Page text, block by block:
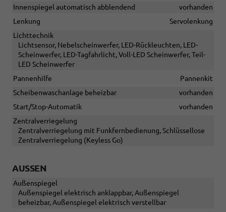
Innenspiegel automatisch abblendend
vorhanden
Lenkung
Servolenkung
Lichttechnik
Lichtsensor, Nebelscheinwerfer, LED-Rückleuchten, LED-
Scheinwerfer, LED-Tagfahrlicht, Voll-LED Scheinwerfer, Teil-
LED Scheinwerfer
Pannenhilfe
Pannenkit
Scheibenwaschanlage beheizbar
vorhanden
Start/Stop-Automatik
vorhanden
Zentralverriegelung
Zentralverriegelung mit Funkfernbedienung, Schlüssellose
Zentralverriegelung (Keyless Go)
AUSSEN
Außenspiegel
Außenspiegel elektrisch anklappbar, Außenspiegel
beheizbar, Außenspiegel elektrisch verstellbar